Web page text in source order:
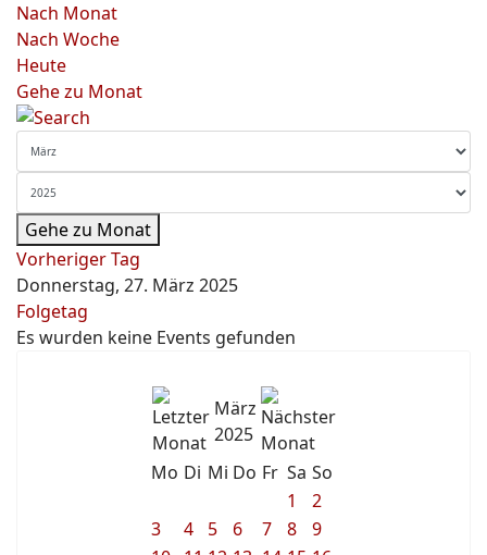
Nach Monat
Nach Woche
Heute
Gehe zu Monat
Gehe zu Monat
Vorheriger Tag
Donnerstag, 27. März 2025
Folgetag
Es wurden keine Events gefunden
März
2025
Mo Di Mi Do Fr Sa So
1
2
3
4 5 6 7 8
9